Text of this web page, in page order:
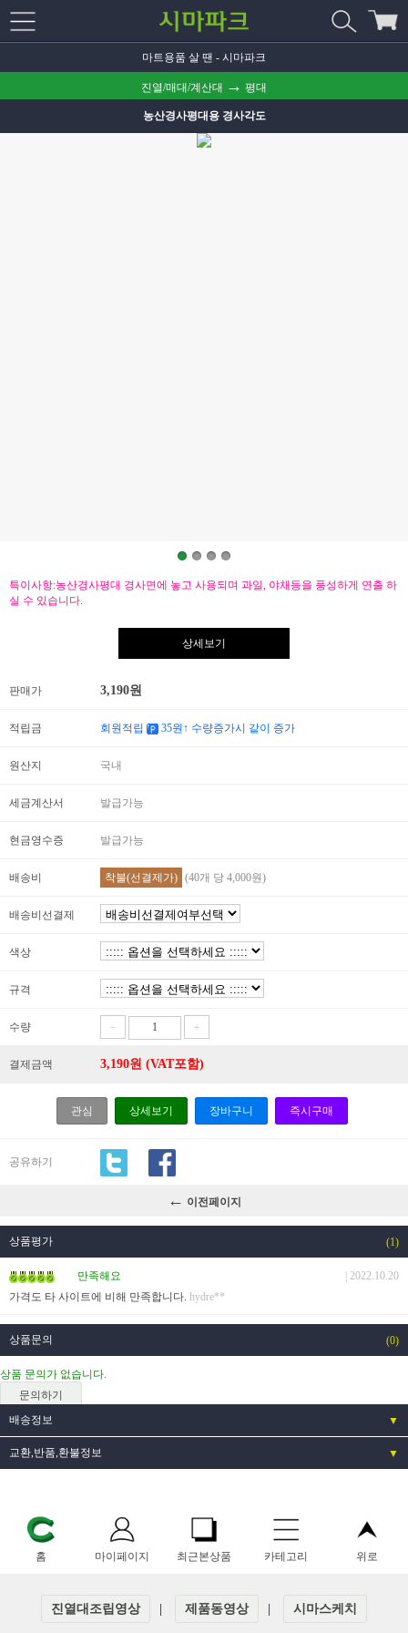
마트용품 살 땐 - 시마파크
진열/매대/계산대 → 평대
농산경사평대용 경사각도
특이사항:농산경사평대 경사면에 놓고 사용되며 과일, 야채등을 풍성하게 연출 하
실 수 있습니다.
상세보기
판매가 3,190원
적립금 회원적립 35원↑ 수량증가시 같이 증가
원산지 국내
세금계산서 발급가능
현금영수증 발급가능
배송비 착불(선결제가) (40개 당 4,000원)
배송비선결제
색상
규격
수량 － ＋
결제금액 3,190원 (VAT포함)
관심 상세보기 장바구니 즉시구매
공유하기
← 이전페이지
상품평가 (1)
만족해요
| 2022.10.20
가격도 타 사이트에 비해 만족합니다. hydre**
상품문의 (0)
상품 문의가 없습니다.
문의하기
배송정보
▼
교환,반품,환불정보 ▼
홈 마이페이지 최근본상품 카테고리 위로
진열대조립영상 제품동영상 시마스케치